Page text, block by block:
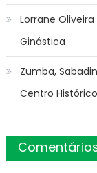
Lorrane
Ginástica
Zumba,
Centro